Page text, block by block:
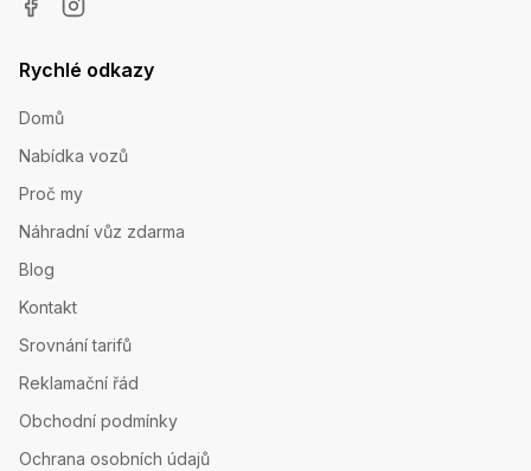
Rychlé odkazy
Domů
Nabídka vozů
Proč my
Náhradní vůz zdarma
Blog
Kontakt
Srovnání tarifů
Reklamační řád
Obchodní podmínky
Ochrana osobních údajů